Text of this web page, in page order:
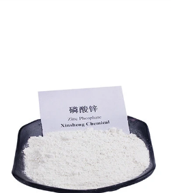
HAUSE
PRODUKTE
VIDEOS